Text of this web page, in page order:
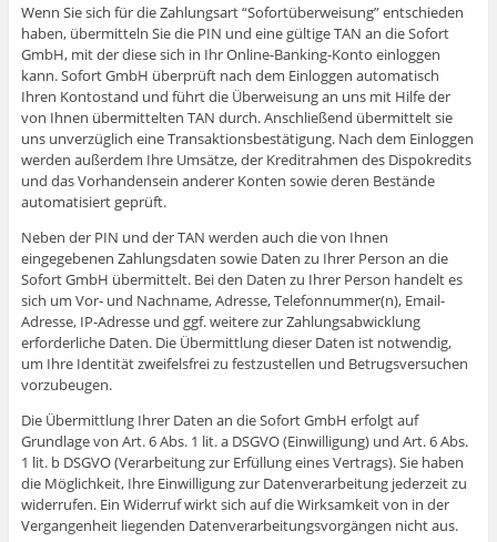
Wenn Sie sich für die Zahlungsart “Sofortüberweisung” entschieden
haben, übermitteln Sie die PIN und eine gültige TAN an die Sofort
GmbH, mit der diese sich in Ihr Online-Banking-Konto einloggen
kann. Sofort GmbH überprüft nach dem Einloggen automatisch
Ihren Kontostand und führt die Überweisung an uns mit Hilfe der
von Ihnen übermittelten TAN durch. Anschließend übermittelt sie
uns unverzüglich eine Transaktionsbestätigung. Nach dem Einloggen
werden außerdem Ihre Umsätze, der Kreditrahmen des Dispokredits
und das Vorhandensein anderer Konten sowie deren Bestände
automatisiert geprüft.
Neben der PIN und der TAN werden auch die von Ihnen
eingegebenen Zahlungsdaten sowie Daten zu Ihrer Person an die
Sofort GmbH übermittelt. Bei den Daten zu Ihrer Person handelt es
sich um Vor- und Nachname, Adresse, Telefonnummer(n), Email-
Adresse, IP-Adresse und ggf. weitere zur Zahlungsabwicklung
erforderliche Daten. Die Übermittlung dieser Daten ist notwendig,
um Ihre Identität zweifelsfrei zu festzustellen und Betrugsversuchen
vorzubeugen.
Die Übermittlung Ihrer Daten an die Sofort GmbH erfolgt auf
Grundlage von Art. 6 Abs. 1 lit. a DSGVO (Einwilligung) und Art. 6 Abs.
1 lit. b DSGVO (Verarbeitung zur Erfüllung eines Vertrags). Sie haben
die Möglichkeit, Ihre Einwilligung zur Datenverarbeitung jederzeit zu
widerrufen. Ein Widerruf wirkt sich auf die Wirksamkeit von in der
Vergangenheit liegenden Datenverarbeitungsvorgängen nicht aus.